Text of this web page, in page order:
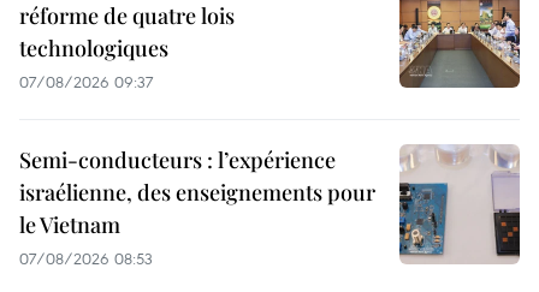
réforme de quatre lois
technologiques
07/08/2026 09:37
Semi-conducteurs : l’expérience
israélienne, des enseignements pour
le Vietnam
07/08/2026 08:53